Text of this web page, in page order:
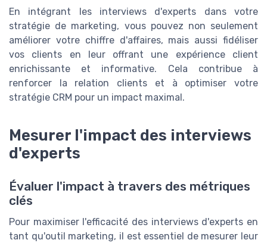
En intégrant les interviews d'experts dans votre
stratégie de marketing, vous pouvez non seulement
améliorer votre chiffre d'affaires, mais aussi fidéliser
vos clients en leur offrant une expérience client
enrichissante et informative. Cela contribue à
renforcer la relation clients et à optimiser votre
stratégie CRM pour un impact maximal.
Mesurer l'impact des interviews
d'experts
Évaluer l'impact à travers des métriques
clés
Pour maximiser l'efficacité des interviews d'experts en
tant qu'outil marketing, il est essentiel de mesurer leur